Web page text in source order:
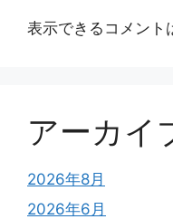
表示できるコメント
アーカイ
2026年8月
2026年6月